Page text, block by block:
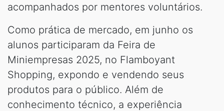
acompanhados por mentores voluntários.
Como prática de mercado, em junho os
alunos participaram da Feira de
Miniempresas 2025, no Flamboyant
Shopping, expondo e vendendo seus
produtos para o público. Além de
conhecimento técnico, a experiência